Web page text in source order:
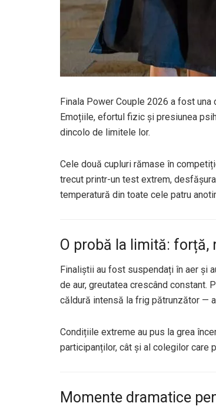
Finala Power Couple 2026 a fost
Emoțiile, efortul fizic și presiunea
dincolo de limitele lor.
Cele două cupluri rămase în
trecut printr-un test extrem,
temperatură din toate cele patru
O probă la limită: forță,
Finaliștii au fost suspendați în aer și
de aur, greutatea crescând
căldură intensă la frig pătrunzător —
Condițiile extreme au pus la grea
participanților, cât și al colegilor care
Momente dramatice